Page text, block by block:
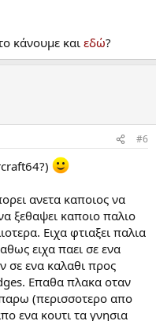
κάνουμε και εδώ?
#6
ανετα καποιος να
ξεθαψει καποιο παλιο
Ειχα φτιαξει παλια
ειχα παει σε ενα
σε ενα καλαθι προς
Επαθα πλακα οταν
(περισσοτερο απο
ενα κουτι τα γνησια